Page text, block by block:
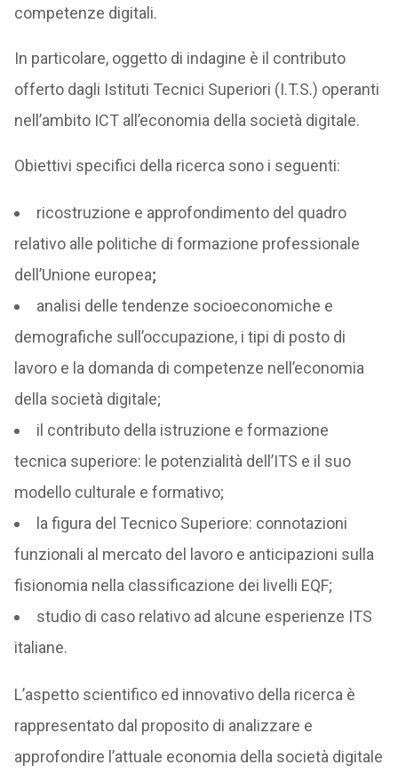
competenze digitali.
In particolare, oggetto di indagine è il contributo
offerto dagli Istituti Tecnici Superiori (I.T.S.) operanti
nell’ambito ICT all’economia della società digitale.
Obiettivi specifici della ricerca sono i seguenti:
ricostruzione e approfondimento del quadro
relativo alle politiche di formazione professionale
dell’Unione europea;
analisi delle tendenze socioeconomiche e
demografiche sull’occupazione, i tipi di posto di
lavoro e la domanda di competenze nell’economia
della società digitale;
il contributo della istruzione e formazione
tecnica superiore: le potenzialità dell’ITS e il suo
modello culturale e formativo;
la figura del Tecnico Superiore: connotazioni
funzionali al mercato del lavoro e anticipazioni sulla
fisionomia nella classificazione dei livelli EQF;
studio di caso relativo ad alcune esperienze ITS
italiane.
L’aspetto scientifico ed innovativo della ricerca è
rappresentato dal proposito di analizzare e
approfondire l’attuale economia della società digitale